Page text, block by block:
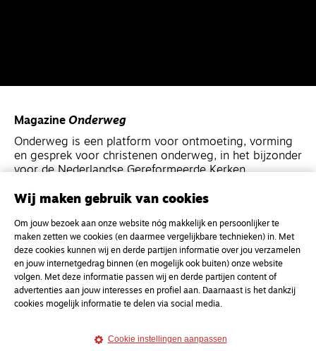
Magazine Onderweg
Onderweg is een platform voor ontmoeting, vorming
en gesprek voor christenen onderweg, in het bijzonder
voor de Nederlandse Gereformeerde Kerken.
Magazine
Onderweg
Kvk-nummer 33277063
NL46 INGB 0117 5827 86
info@onderwegonline.nl
Wij maken gebruik van cookies
Om jouw bezoek aan onze website nóg makkelijk en persoonlijker te
maken zetten we cookies (en daarmee vergelijkbare technieken) in. Met
deze cookies kunnen wij en derde partijen informatie over jou verzamelen
en jouw internetgedrag binnen (en mogelijk ook buiten) onze website
volgen. Met deze informatie passen wij en derde partijen content of
advertenties aan jouw interesses en profiel aan. Daarnaast is het dankzij
cookies mogelijk informatie te delen via social media.
Cookie instellingen aanpassen